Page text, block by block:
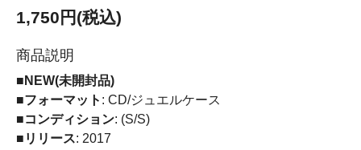
1,750円(税込)
商品説明
■NEW(未開封品)
■フォーマット : CD/ジュエルケース
■コンディション: (S/S)
■リリース: 2017